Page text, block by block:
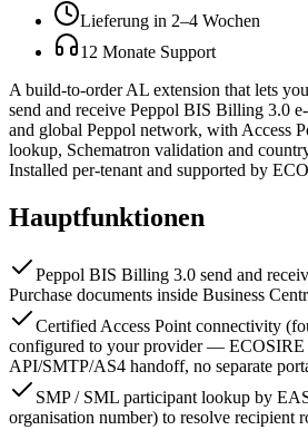
Lieferung in 2–4 Wochen
12 Monate Support
A build-to-order AL extension that lets
send and receive Peppol BIS Billing 3.0
and global Peppol network, with Access
lookup, Schematron validation and
Installed per-tenant and supported by
Hauptfunktionen
Peppol BIS Billing 3.0 send and
Purchase documents inside Business
Certified Access Point connectivity
configured to your provider — ECOSIRE
API/SMTP/AS4 handoff, no separate
SMP / SML participant lookup by
organisation number) to resolve recipient